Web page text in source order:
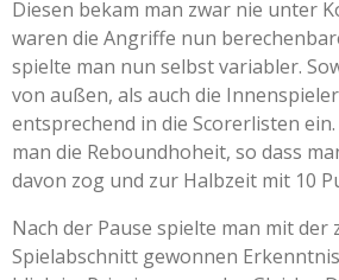
Diesen bekam man zwar nie unter
waren die Angriffe nun
spielte man nun selbst variabler.
von außen, als auch die
entsprechend in die Scorerlisten
man die Reboundhoheit, so dass
davon zog und zur Halbzeit mit 10
Nach der Pause spielte man mit der
Spielabschnitt gewonnen